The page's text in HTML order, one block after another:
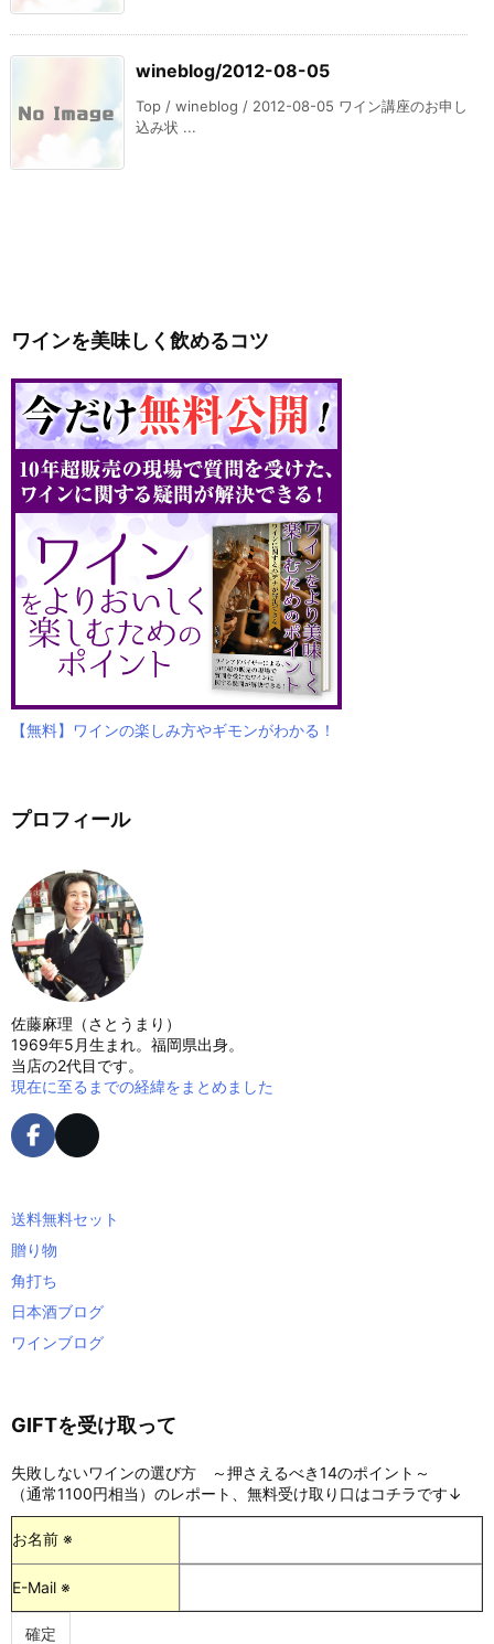
wineblog/2012-08-05
Top / wineblog / 2012-08-05 ワイン講座のお申し
込み状 ...
ワインを美味しく飲めるコツ
【無料】ワインの楽しみ方やギモンがわかる！
プロフィール
佐藤麻理（さとうまり）
1969年5月生まれ。福岡県出身。
当店の2代目です。
現在に至るまでの経緯をまとめました
送料無料セット
贈り物
角打ち
日本酒ブログ
ワインブログ
GIFTを受け取って
失敗しないワインの選び方 ～押さえるべき14のポイント～
（通常1100円相当）のレポート、無料受け取り口はコチラです↓
お名前 ※
E-Mail ※